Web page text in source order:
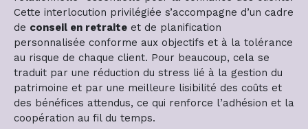
Cette interlocution privilégiée s’accompagne d’un cadre
de conseil en retraite et de planification
personnalisée conforme aux objectifs et à la tolérance
au risque de chaque client. Pour beaucoup, cela se
traduit par une réduction du stress lié à la gestion du
patrimoine et par une meilleure lisibilité des coûts et
des bénéfices attendus, ce qui renforce l’adhésion et la
coopération au fil du temps.